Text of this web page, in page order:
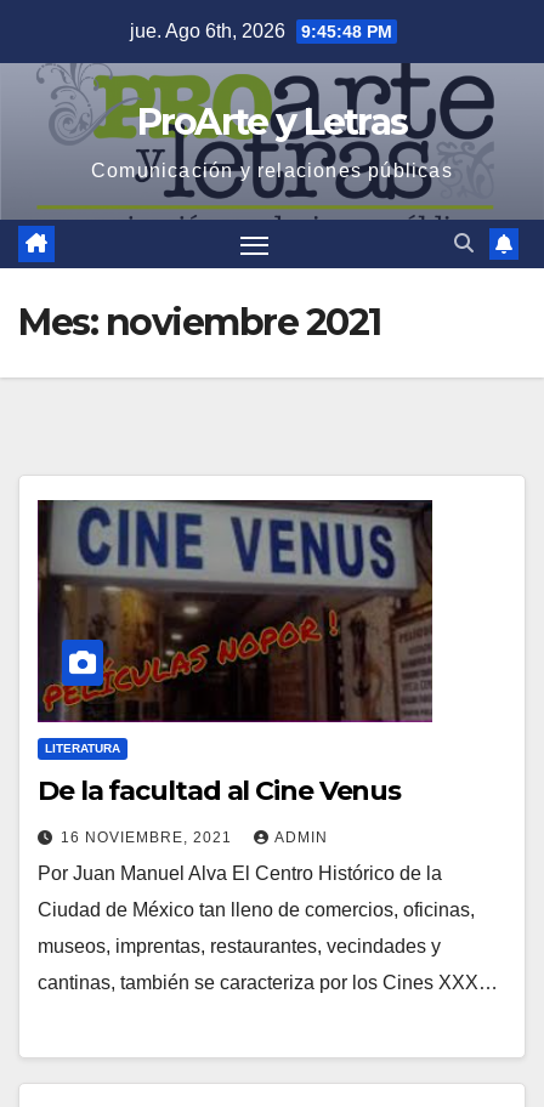
contenido
jue. Ago 6th, 2026 9:45:49 PM
ProArte y Letras
Comunicación y relaciones públicas
Mes: noviembre 2021
LITERATURA
De la facultad al Cine Venus
16 NOVIEMBRE, 2021 ADMIN
Por Juan Manuel Alva El Centro Histórico de la
Ciudad de México tan lleno de comercios, oficinas,
museos, imprentas, restaurantes, vecindades y
cantinas, también se caracteriza por los Cines XXX…